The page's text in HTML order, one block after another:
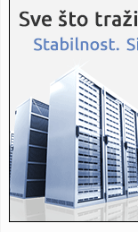
15:35: ZONA
svim ženama
15:35:
za...
15:35:Srbija
15:30:Đedović:
15:29:Vlahović
...